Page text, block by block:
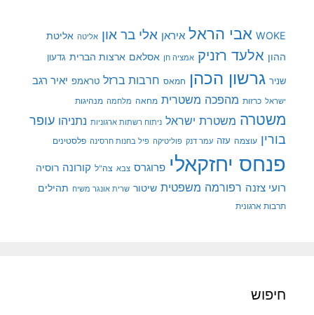
WOKE אבי הראל איראן אלי בר און אליטה אליטת
ההון אלעד רזניק אמציה חן אסלאם ארצות הברית גדעון
שניר גרשון הכהן חמאס חרבות ברזל טראמפ יאיר רגב
ישראל כרזות מהפכה משטרית מחאה מלחמה מנהיגות
משטרה משטרת ישראל ניתוח רשתות ארגוניות נתניהו עופר
בורין עוצמה עזה עמר דנק פוליטיקה פיל בחנות חרסינה פלסטינים
פנחס יחזקאלי פרוגרס צבא צה"ל קורונה רוסיה
רועי צזנה רפורמה משפטית שיטור שרית אונגר משיח תהילים
תרבות ארגונית
חיפוש